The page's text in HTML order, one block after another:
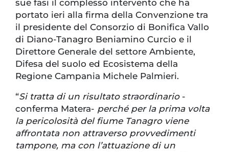
sue fasi il complesso intervento che ha
portato ieri alla firma della Convenzione tra
il presidente del Consorzio di Bonifica Vallo
di Diano-Tanagro Beniamino Curcio e il
Direttore Generale del settore Ambiente,
Difesa del suolo ed Ecosistema della
Regione Campania Michele Palmieri.
“Si tratta di un risultato straordinario -
conferma Matera- perché per la prima volta
la pericolosità del fiume Tanagro viene
affrontata non attraverso provvedimenti
tampone, ma con l’attuazione di un